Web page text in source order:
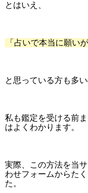
とはいえ、
「占いで本当に願い
と思っている方も多
私も鑑定を受ける前
はよくわかります。
実際、この方法を当
わせフォームからた
た。